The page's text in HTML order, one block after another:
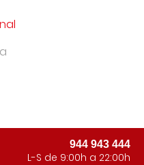
944 943 444
L-S de 9:00h a 22:00h